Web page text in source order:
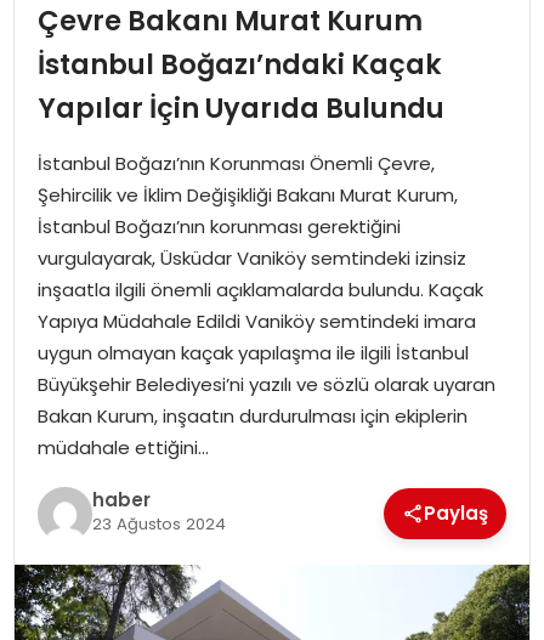
SAĞLIK
SPOR
MAGAZIN
SPOR
EĞITIM
OTOMOBIL
TEKNOLOJI
EKONOMI
Çevre Bakanı Murat Kurum
İstanbul Boğazı’ndaki Kaçak
Yapılar İçin Uyarıda Bulundu
İstanbul Boğazı’nın Korunması Önemli Çevre,
Şehircilik ve İklim Değişikliği Bakanı Murat Kurum,
İstanbul Boğazı’nın korunması gerektiğini
vurgulayarak, Üsküdar Vaniköy semtindeki izinsiz
inşaatla ilgili önemli açıklamalarda bulundu. Kaçak
Yapıya Müdahale Edildi Vaniköy semtindeki imara
uygun olmayan kaçak yapılaşma ile ilgili İstanbul
Büyükşehir Belediyesi’ni yazılı ve sözlü olarak uyaran
Bakan Kurum, inşaatın durdurulması için ekiplerin
müdahale ettiğini…
haber
23 Ağustos 2024 Paylaş